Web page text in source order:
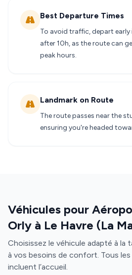
Best Departure Times
To avoid traffic, depart
after 10h, as the route can
peak hours.
Landmark on Route
The route passes near the
ensuring you're headed
Véhicules pour
Orly à Le Havre (La
Choisissez le véhicule adapté à la
à vos besoins de confort. Tous
incluent l’accueil.